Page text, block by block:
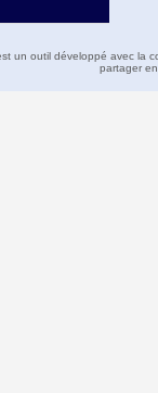
un outil développé avec la
partager